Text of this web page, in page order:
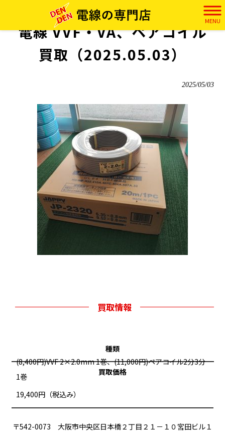
MENU
> 実績 電線 VVF・VA、ペアコイル 買取（2025.05.03）
電線 VVF・VA、ペアコイル
買取（2025.05.03）
2025/05/03
買取情報
種類
(8,400円)VVF 2×2.0mm 1巻、(11,000円)ペアコイル2分3分
1巻
買取価格
19,400円（税込み）
〒542-0073 大阪市中央区日本橋２丁目２１－１０宮田ビル１